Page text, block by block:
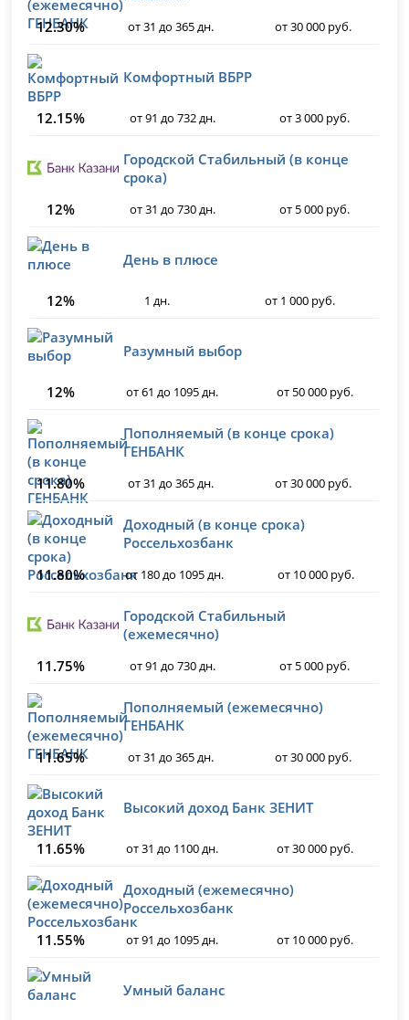
12.30%
от 31 до 365 дн. от 30 000 руб.
Комфортный ВБРР
12.15% от 91 до 732 дн. от 3 000 руб.
Городской Стабильный (в конце
срока)
12%
от 31 до 730 дн. от 5 000 руб.
День в плюсе
12% 1 дн. от 1 000 руб.
Разумный выбор
12% от 61 до 1095 дн. от 50 000 руб.
Пополняемый (в конце срока)
ГЕНБАНК
11.80%
от 31 до 365 дн. от 30 000 руб.
Доходный (в конце срока)
Россельхозбанк
11.80%
от 180 до 1095 дн. от 10 000 руб.
Городской Стабильный
(ежемесячно)
11.75%
от 91 до 730 дн. от 5 000 руб.
Пополняемый (ежемесячно)
ГЕНБАНК
11.65%
от 31 до 365 дн. от 30 000 руб.
Высокий доход Банк ЗЕНИТ
11.65% от 31 до 1100 дн. от 30 000 руб.
Доходный (ежемесячно)
Россельхозбанк
11.55%
от 91 до 1095 дн. от 10 000 руб.
Умный баланс